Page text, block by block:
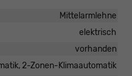
Mittelarmlehne
elektrisch
vorhanden
2-Zonen-Klimaautomatik